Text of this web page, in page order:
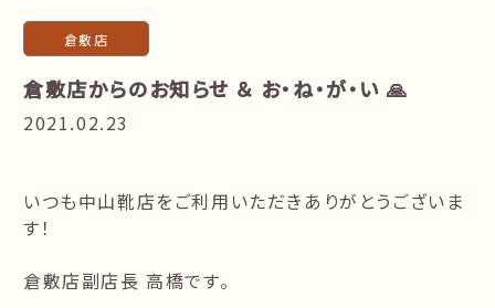
倉敷店
倉敷店からのお知らせ ＆ お・ね・が・い 🙏
2021.02.23
いつも中山靴店をご利用いただきありがとうございま
す！
倉敷店副店長 高橋です。